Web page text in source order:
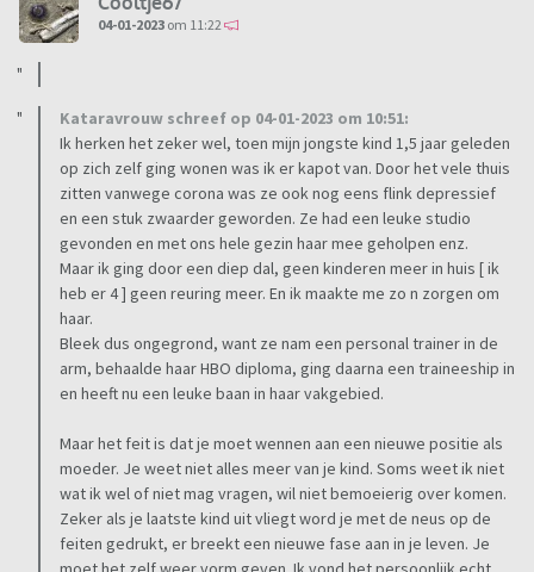
04-01-2023 om 11:22
Kataravrouw schreef op 04-01-2023 om 10:51:
Ik herken het zeker wel, toen mijn jongste kind 1,5 jaar geleden
op zich zelf ging wonen was ik er kapot van. Door het vele thuis
zitten vanwege corona was ze ook nog eens flink depressief
en een stuk zwaarder geworden. Ze had een leuke studio
gevonden en met ons hele gezin haar mee geholpen enz.
Maar ik ging door een diep dal, geen kinderen meer in huis [ ik
heb er 4 ] geen reuring meer. En ik maakte me zo n zorgen om
haar.
Bleek dus ongegrond, want ze nam een personal trainer in de
arm, behaalde haar HBO diploma, ging daarna een traineeship in
en heeft nu een leuke baan in haar vakgebied.
Maar het feit is dat je moet wennen aan een nieuwe positie als
moeder. Je weet niet alles meer van je kind. Soms weet ik niet
wat ik wel of niet mag vragen, wil niet bemoeierig over komen.
Zeker als je laatste kind uit vliegt word je met de neus op de
feiten gedrukt, er breekt een nieuwe fase aan in je leven. Je